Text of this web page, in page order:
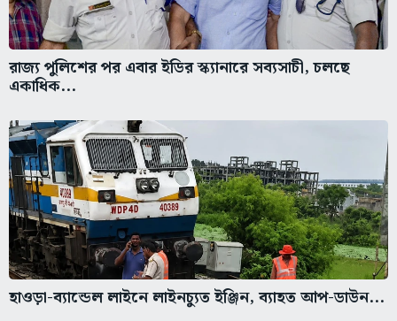
রাজ্য পুলিশের পর এবার ইডির স্ক্যানারে সব্যসাচী, চলছে
একাধিক...
হাওড়া-ব্যান্ডেল লাইনে লাইনচ্যুত ইঞ্জিন, ব্যাহত আপ-ডাউন...